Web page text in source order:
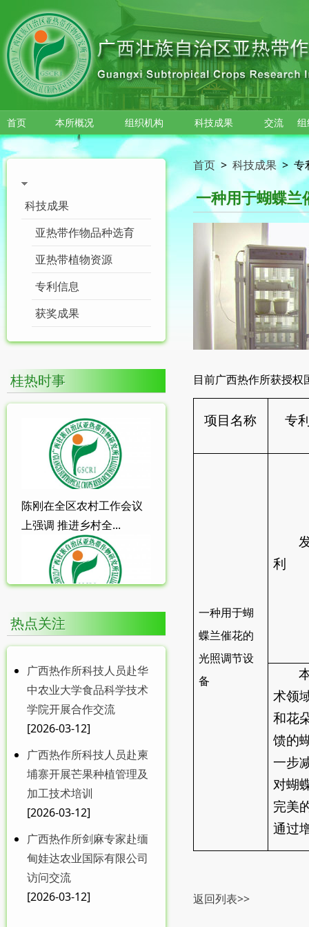
跳转到主要内容
首页 本所概况 组织机构 科技成果 交流
科技成果
亚热带作物品种选育
亚热带植物资源
专利信息
获奖成果
桂热时事
陈刚在全区农村工作会议
上强调 推进乡村全...
中共中央 国务院关于锚定
农业农村现代化 ...
MDPI 特刊征稿|广西热作
所在food...
广西热作所召开送培博士
工作学习汇报会
热点关注
广西热作所科技人员赴华
中农业大学食品科学技术
学院开展合作交流
[2026-03-12]
广西热作所科技人员赴柬
埔寨开展芒果种植管理及
加工技术培训
[2026-03-12]
广西热作所剑麻专家赴缅
甸娃达农业国际有限公司
访问交流
[2026-03-12]
首页 > 科技成果 > 专
一种用于蝴蝶兰
目前广西热作所获授
项目名称 专
一种用于蝴
蝶兰催花的
光照调节设
备
利
术领
和花
馈的
一步
对蝴
完美
通过
返回列表>>